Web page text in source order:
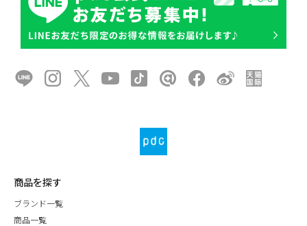
商品を探す
ブランド一覧
商品一覧